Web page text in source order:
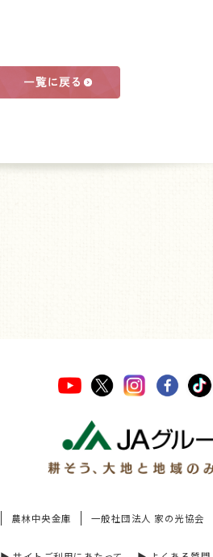
農林中央金庫 一般社団法人 家の光協会